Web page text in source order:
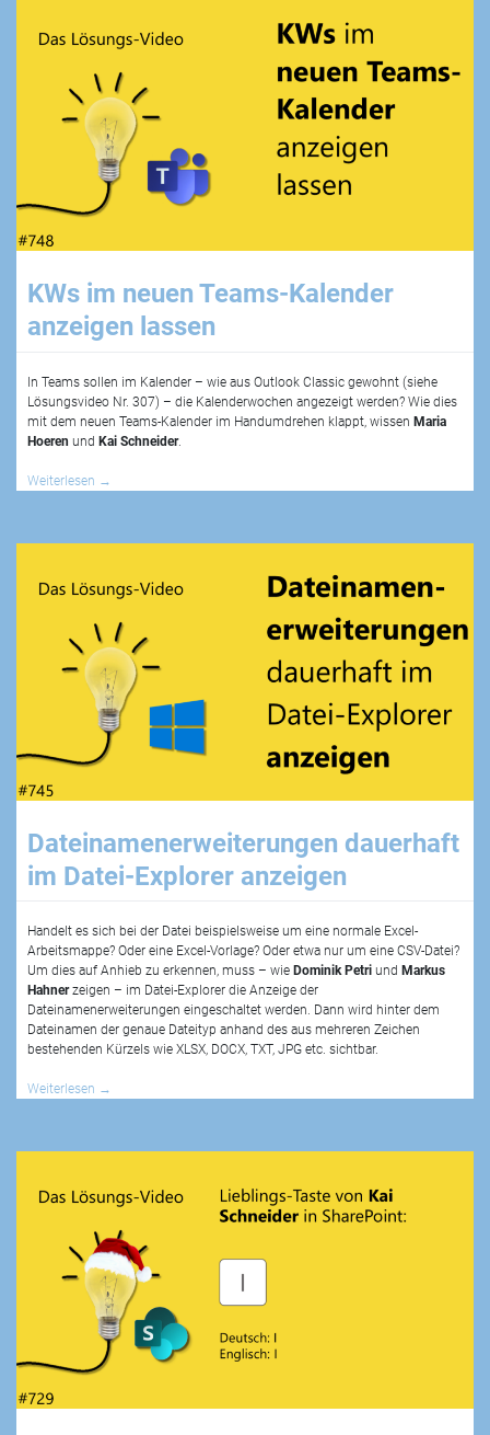
KWs im neuen Teams-Kalender
anzeigen lassen
In Teams sollen im Kalender – wie aus Outlook Classic gewohnt (siehe
Lösungsvideo Nr. 307) – die Kalenderwochen angezeigt werden? Wie dies
mit dem neuen Teams-Kalender im Handumdrehen klappt, wissen Maria
Hoeren und Kai Schneider.
Weiterlesen →
Dateinamenerweiterungen dauerhaft
im Datei-Explorer anzeigen
Handelt es sich bei der Datei beispielsweise um eine normale Excel-
Arbeitsmappe? Oder eine Excel-Vorlage? Oder etwa nur um eine CSV-Datei?
Um dies auf Anhieb zu erkennen, muss – wie Dominik Petri und Markus
Hahnerzeigen – im Datei-Explorer die Anzeige der
Dateinamenerweiterungen eingeschaltet werden. Dann wird hinter dem
Dateinamen der genaue Dateityp anhand des aus mehreren Zeichen
bestehenden Kürzels wie XLSX, DOCX, TXT, JPG etc. sichtbar.
Weiterlesen →